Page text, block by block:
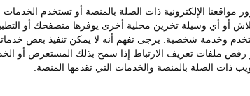
الإلكترونية ذات الصلة بالمنصة أو تستخدم
أو أي وسيلة تخزين محلية أخرى يوفرها متصفحك أو
وخدمة شخصية. يرجى تفهم أنه لا يمكن تنفيذ بعض
رفض ملفات تعريف الارتباط إذا سمح بذلك المستعرض أو
ذات الصلة بالمنصة والخدمات التي تقدمها المنصة.